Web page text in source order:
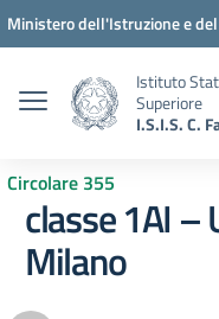
Vai ai contenuti
Vai al menu di navigazione
Vai al footer
Ministero dell'Istruzione e
Istituto
Superiore
I.S.I.S. C.
Circolare 355
classe 1AI –
Milano